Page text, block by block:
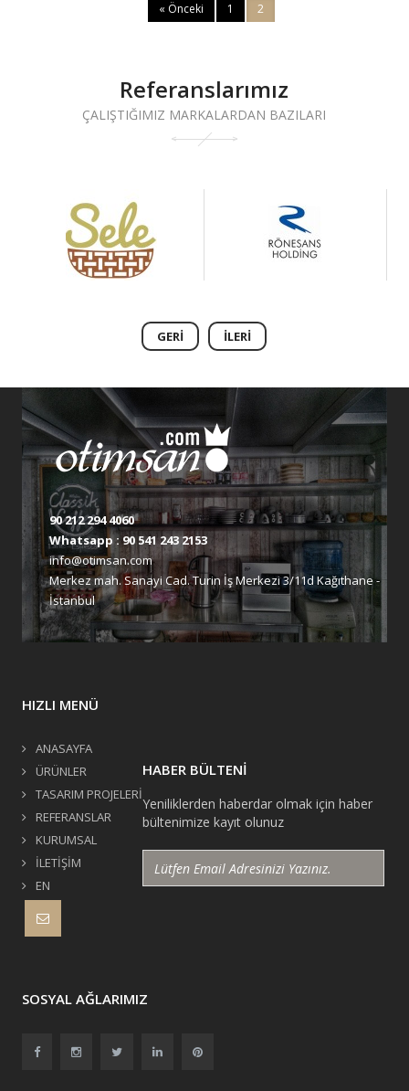
« Önceki 1 2
Referanslarımız
ÇALIŞTIĞIMIZ MARKALARDAN BAZILARI
GERI İLERI
90 212 294 4060
Whatsapp : 90 541 243 2153
info@otimsan.com
Merkez mah. Sanayi Cad. Turin İş Merkezi 3/11d Kağıthane -
İstanbul
HIZLI MENÜ
ANASAYFA
ÜRÜNLER
TASARIM PROJELERİ
REFERANSLAR
KURUMSAL
İLETİŞİM
EN
HABER BÜLTENİ
Yeniliklerden haberdar olmak için haber
bültenimize kayıt olunuz
SOSYAL AĞLARIMIZ